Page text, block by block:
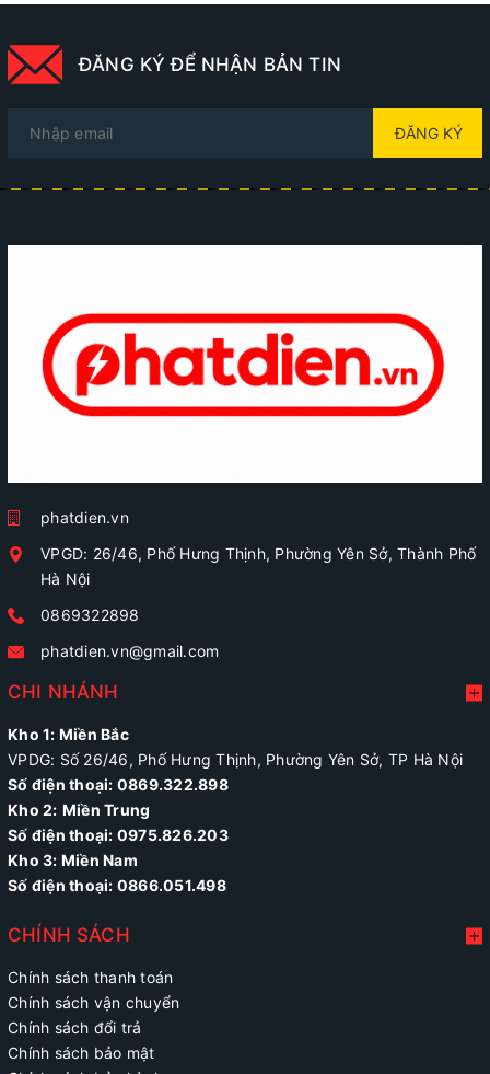
ĐĂNG KÝ ĐỂ NHẬN BẢN TIN
ĐĂNG KÝ
phatdien.vn
VPGD: 26/46, Phố Hưng Thịnh, Phường Yên Sở, Thành Phố
Hà Nội
0869322898
phatdien.vn@gmail.com
CHI NHÁNH
Kho 1: Miền Bắc
VPDG: Số 26/46, Phố Hưng Thịnh, Phường Yên Sở, TP Hà Nội
Số điện thoại: 0869.322.898
Kho 2: Miền Trung
Số điện thoại: 0975.826.203
Kho 3: Miền Nam
Số điện thoại: 0866.051.498
CHÍNH SÁCH
Chính sách thanh toán
Chính sách vận chuyển
Chính sách đổi trả
Chính sách bảo mật